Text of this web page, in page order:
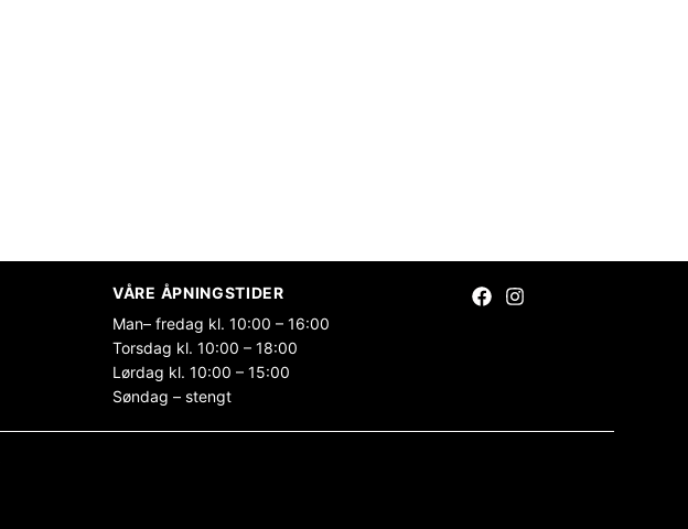
VÅRE ÅPNINGSTIDER
Man– fredag kl. 10:00 – 16:00
Torsdag kl. 10:00 – 18:00
Lørdag kl. 10:00 – 15:00
Søndag – stengt